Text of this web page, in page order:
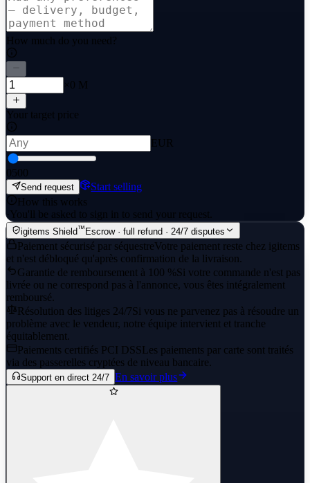
How much do you need?
×0 M
Your target price
EUR
0500
Send request
Start selling
How this works
·You'll be asked to sign in to send your request.
igitems Shield™ Escrow · full refund · 24/7 disputes
Paiement sécurisé par séquestreVotre paiement reste chez igitems
et n'est débloqué qu'après confirmation de la livraison.
Garantie de remboursement à 100 %Si votre commande n'est pas
livrée ou ne correspond pas à l'annonce, vous êtes intégralement
remboursé.
Résolution des litiges 24/7Si vous ne parvenez pas à résoudre un
problème avec le vendeur, notre équipe intervient et tranche
équitablement.
Paiements certifiés PCI DSSLes paiements par carte sont traités
via des passerelles cryptées de niveau bancaire.
Support en direct 24/7 En savoir plus